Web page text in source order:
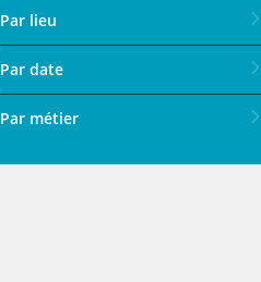
Par lieu
Par date
Par métier